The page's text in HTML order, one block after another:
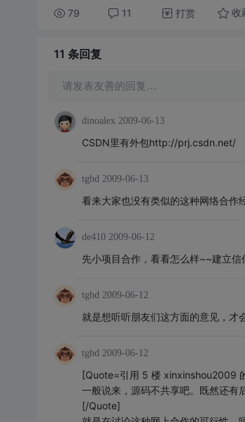
79 11 打赏 收
11 条回复
请发表友善的回复…
dinoalex 2009-06-13
CSDN里有外包http://prj.csdn.net/
tgbd 2009-06-13
看来大家也没有类似的这种网络合作
de410 2009-06-12
先小项目合作，看看怎么样~~建立
tgbd 2009-06-12
就是想听听朋友们这方面的意见，才
tgbd 2009-06-12
[Quote=引用 5 楼 xinxinshou2009
一般说来，源码不共享吧。既然还有
[/Quote]